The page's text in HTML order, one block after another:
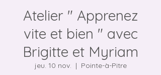
Atelier " Apprenez
vite et bien " avec
Brigitte et Myriam
jeu. 10 nov.
  |
Pointe-à-Pitre